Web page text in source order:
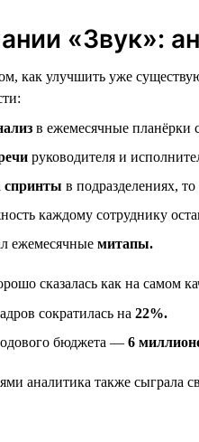
«Звук»:
как улучшить уже
в ежемесячные планёрки
руководителя и
спринты в подразделениях,
каждому сотруднику
ежемесячные митапы.
сказалась как на самом
сократилась на 22%.
бюджета — 6
аналитика также сыграла